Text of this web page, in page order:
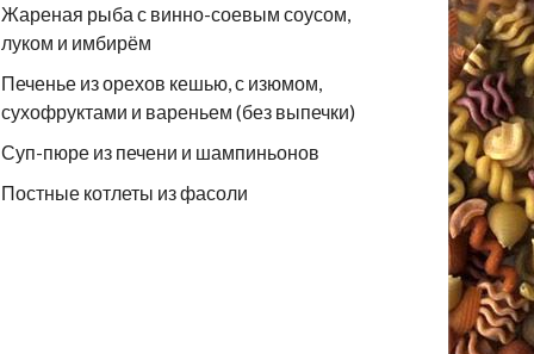
Жареная рыба с винно-соевым соусом,
луком и имбирём
Печенье из орехов кешью, с изюмом,
сухофруктами и вареньем (без выпечки)
Суп-пюре из печени и шампиньонов
Постные котлеты из фасоли